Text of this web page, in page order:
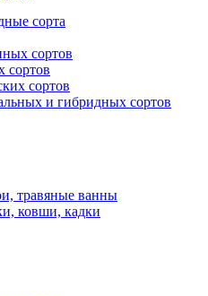
сорта
сортов
сортов
сортов
и гибридных сортов
травяные ванны
ковши, кадки